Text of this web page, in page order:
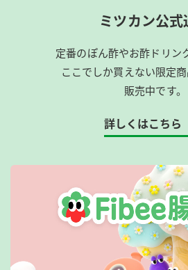
ミツカン公式
定番のぽん酢やお酢ドリン
ここでしか買えない限定
販売中です。
詳しくはこちら